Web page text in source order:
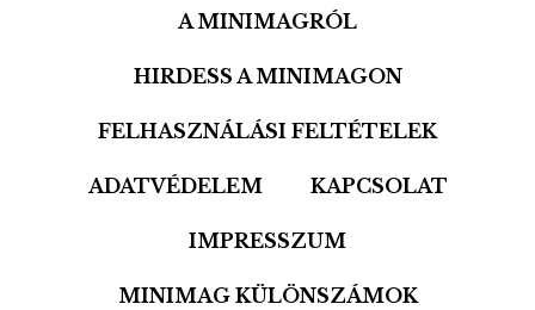
A MINIMAGRÓL
HIRDESS A MINIMAGON
FELHASZNÁLÁSI FELTÉTELEK
ADATVÉDELEM KAPCSOLAT
IMPRESSZUM
MINIMAG KÜLÖNSZÁMOK